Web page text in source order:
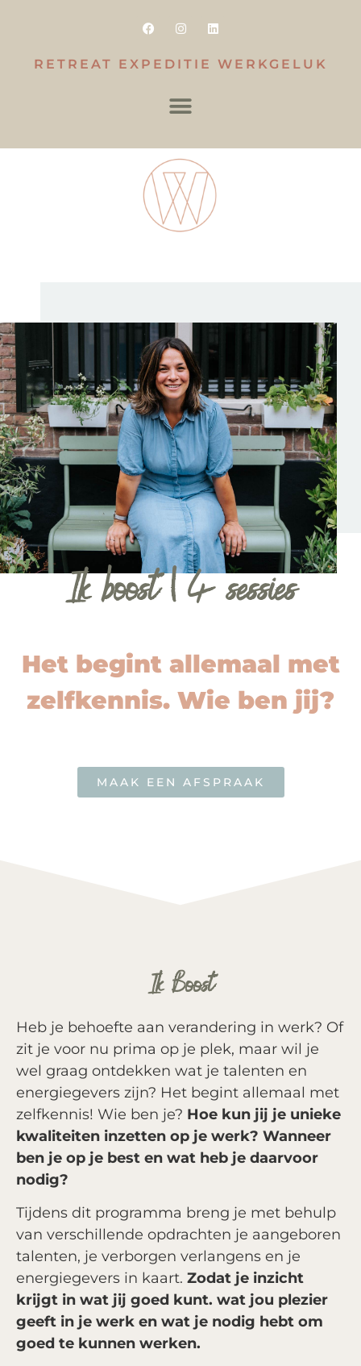
RETREAT EXPEDITIE WERKGELUK
Ik boost | 4 sessies
Het begint allemaal met
zelfkennis. Wie ben jij?
MAAK EEN AFSPRAAK
Ik Boost
Heb je behoefte aan verandering in werk? Of
zit je voor nu prima op je plek, maar wil je
wel graag ontdekken wat je talenten en
energiegevers zijn? Het begint allemaal met
zelfkennis! Wie ben je? Hoe kun jij je unieke
kwaliteiten inzetten op je werk? Wanneer
ben je op je best en wat heb je daarvoor
nodig?
Tijdens dit programma breng je met behulp
van verschillende opdrachten je aangeboren
talenten, je verborgen verlangens en je
energiegevers in kaart. Zodat je inzicht
krijgt in wat jij goed kunt. wat jou plezier
geeft in je werk en wat je nodig hebt om
goed te kunnen werken.